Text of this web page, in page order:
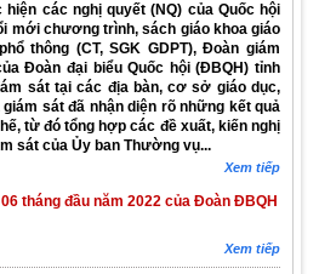
hiện các nghị quyết (NQ) của Quốc hội
mới chương trình, sách giáo khoa giáo
thông (CT, SGK GDPT), Đoàn giám
Đoàn đại biểu Quốc hội (ĐBQH) tỉnh
sát tại các địa bàn, cơ sở giáo dục,
sát đã nhận diện rõ những kết quả
từ đó tổng hợp các đề xuất, kiến nghị
sát của Ủy ban Thường vụ...
Xem tiếp
tháng đầu năm 2022 của Đoàn ĐBQH
Xem tiếp